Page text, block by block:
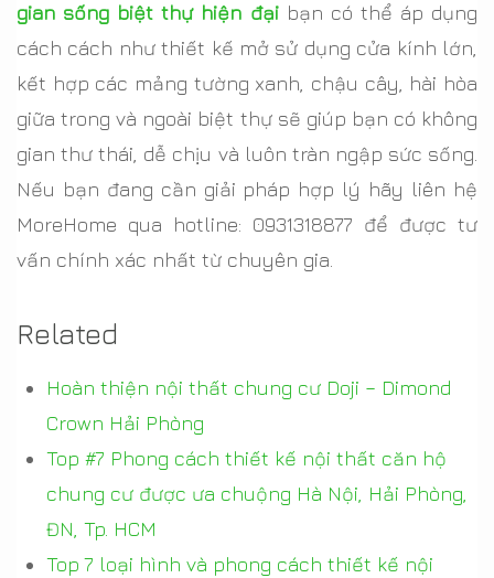
gian sống biệt thự hiện đạibạn có thể áp dụng
cách cách như thiết kế mở sử dụng cửa kính lớn,
kết hợp các mảng tường xanh, chậu cây, hài hòa
giữa trong và ngoài biệt thự sẽ giúp bạn có không
gian thư thái, dễ chịu và luôn tràn ngập sức sống.
Nếu bạn đang cần giải pháp hợp lý hãy liên hệ
MoreHome qua hotline: 0931318877 để được tư
vấn chính xác nhất từ chuyên gia.
Related
Hoàn thiện nội thất chung cư Doji – Dimond
Crown Hải Phòng
Top #7 Phong cách thiết kế nội thất căn hộ
chung cư được ưa chuộng Hà Nội, Hải Phòng,
ĐN, Tp. HCM
Top 7 loại hình và phong cách thiết kế nội